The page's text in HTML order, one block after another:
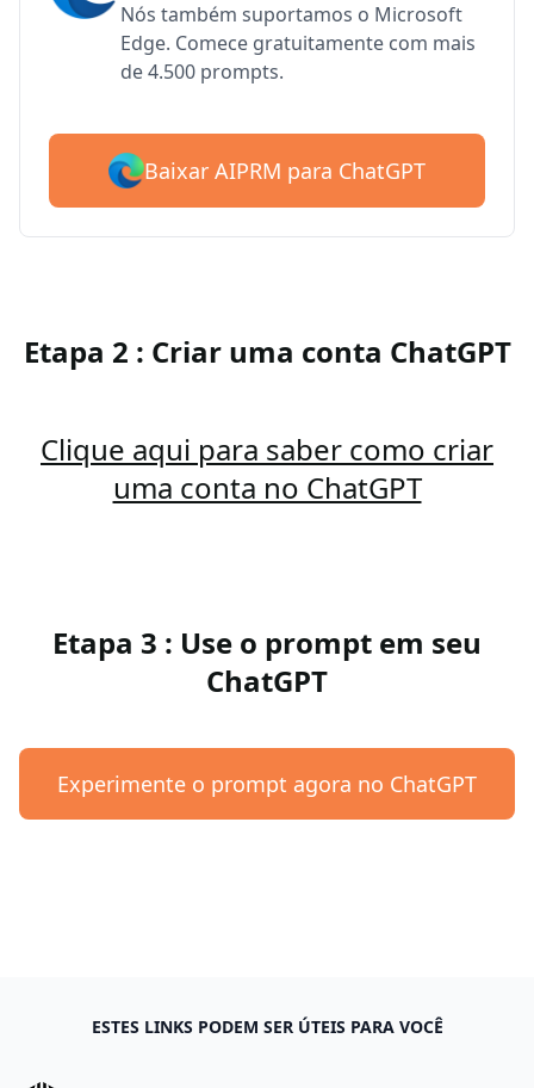
Nós também suportamos o Microsoft
Edge. Comece gratuitamente com mais
de 4.500 prompts.
Baixar AIPRM para ChatGPT
Etapa 2 : Criar uma conta ChatGPT
Clique aqui para saber como criar
uma conta no ChatGPT
Etapa 3 : Use o prompt em seu
ChatGPT
Experimente o prompt agora no ChatGPT
ESTES LINKS PODEM SER ÚTEIS PARA VOCÊ